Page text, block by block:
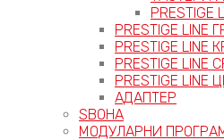
PRESTIGE
PRESTIGE LINE
PRESTIGE LINE
PRESTIGE
PRESTIGE
АДАПТЕР
ЅВОНА
МОДУЛАРНИ